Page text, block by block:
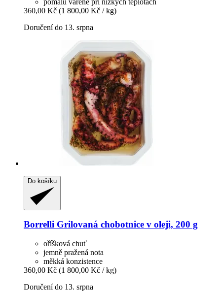
360,00 Kč (1 800,00 Kč / kg)
Doručení do 13. srpna
Do košíku
Borrelli Grilovaná chobotnice v oleji, 200 g
oříšková chuť
jemně pražená nota
měkká konzistence
360,00 Kč (1 800,00 Kč / kg)
Doručení do 13. srpna